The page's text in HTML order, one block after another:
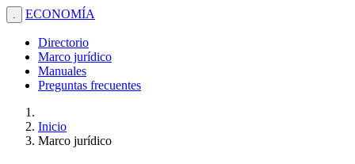
. ECONOMÍA
Directorio
Marco jurídico
Manuales
Preguntas frecuentes
Inicio
Marco jurídico